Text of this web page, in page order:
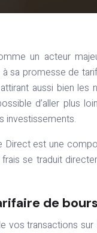
un acteur
sa promesse de
aussi bien les
d’aller plus
investissements.
est une
se traduit
de
transactions